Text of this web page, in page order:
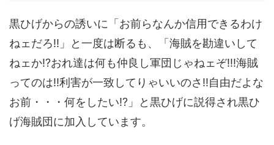
黒ひげからの誘いに「お前らなんか信用できるわけ
ねェだろ!!」と一度は断るも、「海賊を勘違いして
ねェか!?おれ達は何も仲良し軍団じゃねェぞ!!!海賊
ってのは!!利害が一致してりゃいいのさ!!自由だよな
お前・・・何をしたい!?」と黒ひげに説得され黒ひ
げ海賊団に加入しています。